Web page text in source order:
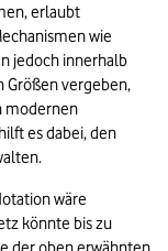
erlaubt
wie
jedoch innerhalb
Größen vergeben,
modernen
es dabei, den
wäre
könnte bis zu